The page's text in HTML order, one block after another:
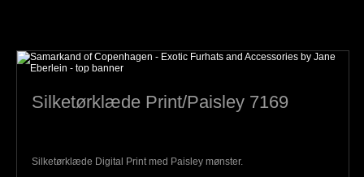
Silketørklæde Print/Paisley 7169
Silketørklæde Digital Print med Paisley mønster.